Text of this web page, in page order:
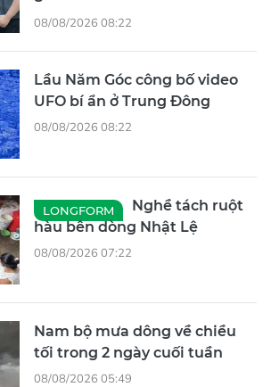
08/08/2026 08:22
Lầu Năm Góc công bố video
UFO bí ẩn ở Trung Đông
08/08/2026 08:22
LONGFORM
Nghề tách ruột
hàu bên dòng Nhật Lệ
08/08/2026 07:22
Nam bộ mưa dông về chiều
tối trong 2 ngày cuối tuần
08/08/2026 05:49